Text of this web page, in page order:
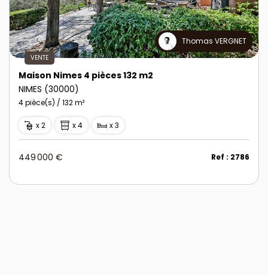
Thomas VERGNET
VENTE
Maison Nimes 4 pièces 132 m2
NIMES (30000)
4 pièce(s) / 132 m²
x 2 x 4 x 3
449 000 € Ref : 2786